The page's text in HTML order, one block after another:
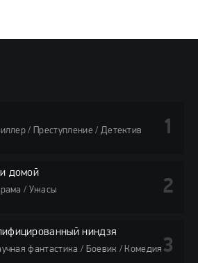
/ Преступление / Детектив
домой
/ Ужасы
ниндзя
фантастика / Боевик / Комедия